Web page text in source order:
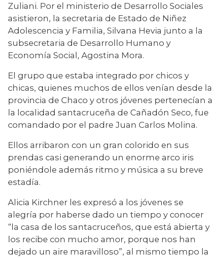
Zuliani. Por el ministerio de Desarrollo Sociales
asistieron, la secretaria de Estado de Niñez
Adolescencia y Familia, Silvana Hevia junto a la
subsecretaria de Desarrollo Humano y
Economía Social, Agostina Mora.
El grupo que estaba integrado por chicos y
chicas, quienes muchos de ellos venían desde la
provincia de Chaco y otros jóvenes pertenecían a
la localidad santacruceña de Cañadón Seco, fue
comandado por el padre Juan Carlos Molina.
Ellos arribaron con un gran colorido en sus
prendas casi generando un enorme arco iris
poniéndole además ritmo y música a su breve
estadía.
Alicia Kirchner les expresó a los jóvenes se
alegría por haberse dado un tiempo y conocer
“la casa de los santacruceños, que está abierta y
los recibe con mucho amor, porque nos han
dejado un aire maravilloso”, al mismo tiempo la